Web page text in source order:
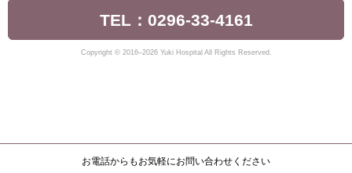
TEL：0296-33-4161
Copyright © 2016–2026 Yuki Hospital All Rights Reserved.
お電話からもお気軽にお問い合わせください